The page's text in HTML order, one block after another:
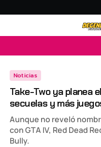
Noticias
Take-Two ya planea
secuelas y más
Aunque no reveló
con GTA IV, Red Dead
Bully.